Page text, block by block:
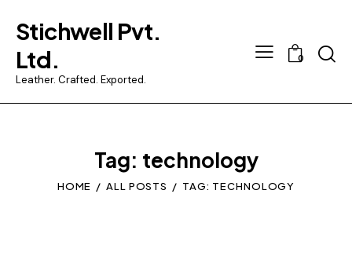
Stichwell Pvt.
Ltd.
Leather. Crafted. Exported.
0
Tag: technology
HOME ALL POSTS TAG: TECHNOLOGY